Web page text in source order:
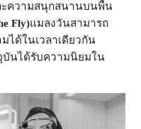
ะความสนุกสนานบนพื้น
Fly)แมลงวันสามารถ
ได้ในเวลาเดียวกัน
บันได้รับความนิยมใน